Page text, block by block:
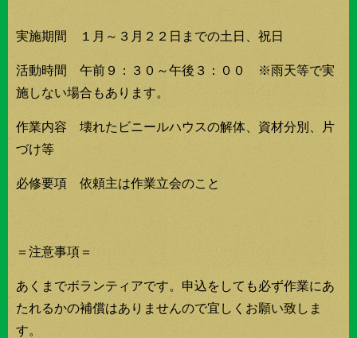
実施期間 １月～３月２２日までの土日、祝日
活動時間 午前９：３０～午後３：００ ※雨天等で実
施しない場合もあります。
作業内容 壊れたビニールハウスの解体、資材分別、片
づけ等
必修要項 依頼主は作業立会のこと
＝注意事項＝
あくまでボランティアです。申込をしても必ず作業にあ
たれるかの補償はありませんので宜しくお願い致しま
す。